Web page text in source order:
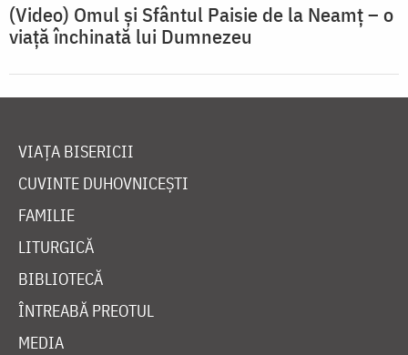
(Video) Omul și Sfântul Paisie de la Neamț – o
viață închinată lui Dumnezeu
VIAȚA BISERICII
CUVINTE DUHOVNICEȘTI
FAMILIE
LITURGICĂ
BIBLIOTECĂ
ÎNTREABĂ PREOTUL
MEDIA